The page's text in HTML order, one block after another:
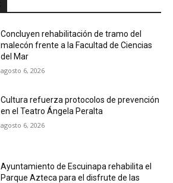
Concluyen rehabilitación de tramo del
malecón frente a la Facultad de Ciencias
del Mar
agosto 6, 2026
Cultura refuerza protocolos de prevención
en el Teatro Ángela Peralta
agosto 6, 2026
Ayuntamiento de Escuinapa rehabilita el
Parque Azteca para el disfrute de las